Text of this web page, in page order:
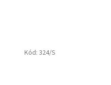
Kód: 324/S